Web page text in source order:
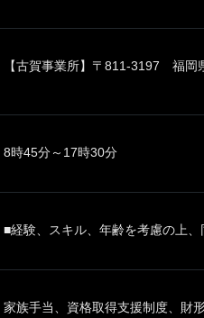
【古賀事業所】〒811-3197 福岡
8時45分～17時30分
■経験、スキル、年齢を考慮の上
家族手当、資格取得支援制度、財